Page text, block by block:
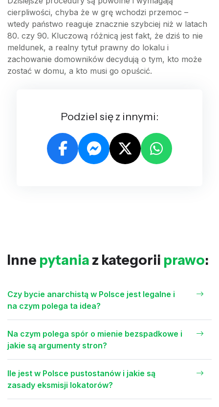
cierpliwości, chyba że w grę wchodzi przemoc –
wtedy państwo reaguje znacznie szybciej niż w latach
80. czy 90. Kluczową różnicą jest fakt, że dziś to nie
meldunek, a realny tytuł prawny do lokalu i
zachowanie domowników decydują o tym, kto może
zostać w domu, a kto musi go opuścić.
Podziel się z innymi:
Inne pytania z kategorii prawo:
Czy bycie anarchistą w Polsce jest legalne i
na czym polega ta idea?
Na czym polega spór o mienie bezspadkowe i
jakie są argumenty stron?
Ile jest w Polsce pustostanów i jakie są
zasady eksmisji lokatorów?